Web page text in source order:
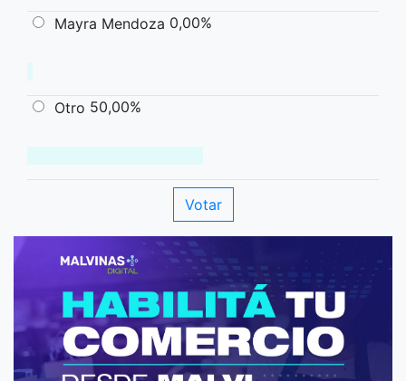
Mayra Mendoza 0,00%
Otro 50,00%